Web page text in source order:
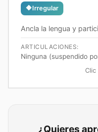
🔶Irregular
Ancla la lengua y
ARTICULACIONES:
Ninguna (suspendido
Clic
¿Quieres